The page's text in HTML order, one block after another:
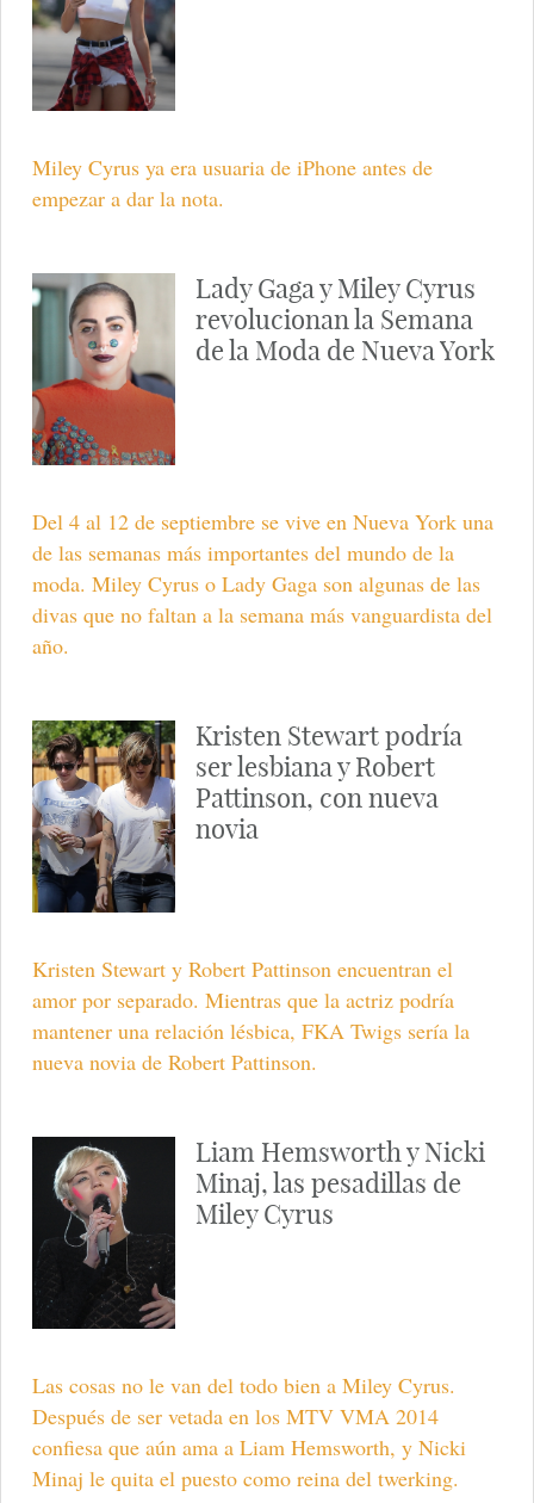
Miley Cyrus ya era usuaria de iPhone antes de
empezar a dar la nota.
Lady Gaga y Miley Cyrus
revolucionan la Semana
de la Moda de Nueva York
Del 4 al 12 de septiembre se vive en Nueva York una
de las semanas más importantes del mundo de la
moda. Miley Cyrus o Lady Gaga son algunas de las
divas que no faltan a la semana más vanguardista del
año.
Kristen Stewart podría
ser lesbiana y Robert
Pattinson, con nueva
novia
Kristen Stewart y Robert Pattinson encuentran el
amor por separado. Mientras que la actriz podría
mantener una relación lésbica, FKA Twigs sería la
nueva novia de Robert Pattinson.
Liam Hemsworth y Nicki
Minaj, las pesadillas de
Miley Cyrus
Las cosas no le van del todo bien a Miley Cyrus.
Después de ser vetada en los MTV VMA 2014
confiesa que aún ama a Liam Hemsworth, y Nicki
Minaj le quita el puesto como reina del twerking.